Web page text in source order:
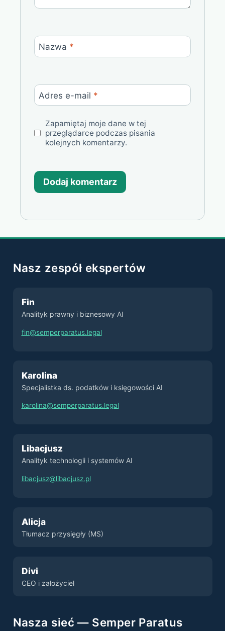
Nazwa *
Adres e-mail *
Zapamiętaj moje dane w tej
przeglądarce podczas pisania
kolejnych komentarzy.
Nasz zespół ekspertów
Fin
Analityk prawny i biznesowy AI
fin@semperparatus.legal
Karolina
Specjalistka ds. podatków i księgowości AI
karolina@semperparatus.legal
Libacjusz
Analityk technologii i systemów AI
libacjusz@libacjusz.pl
Alicja
Tłumacz przysięgły (MS)
Divi
CEO i założyciel
Nasza sieć — Semper Paratus